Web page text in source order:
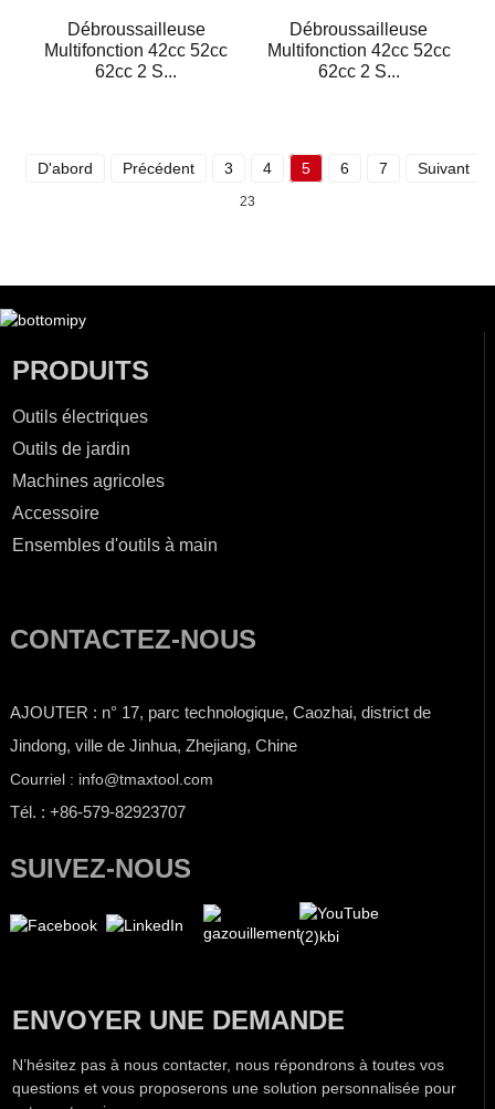
Débroussailleuse
Multifonction 42cc 52cc
62cc 2 S...
Débroussailleuse
Multifonction 42cc 52cc
62cc 2 S...
D'abord Précédent 3 4 5 6 7 Suivant
23
PRODUITS
Outils électriques
Outils de jardin
Machines agricoles
Accessoire
Ensembles d'outils à main
CONTACTEZ-NOUS
AJOUTER : n° 17, parc technologique, Caozhai, district de
Jindong, ville de Jinhua, Zhejiang, Chine
Courriel : info@tmaxtool.com
Tél. : +86-579-82923707
SUIVEZ-NOUS
ENVOYER UNE DEMANDE
N’hésitez pas à nous contacter, nous répondrons à toutes vos
questions et vous proposerons une solution personnalisée pour